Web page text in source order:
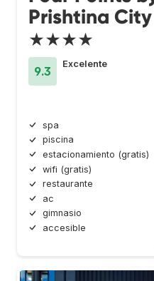
Prishtina City
★★★★
9.3
Excelente
spa
piscina
estacionamiento (gratis)
wifi (gratis)
restaurante
ac
gimnasio
accesible